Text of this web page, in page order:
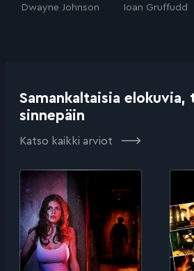
Dwayne Johnson Ioan Gruffudd
Samankaltaisia elokuvia,
sinnepäin
Katso kaikki arviot